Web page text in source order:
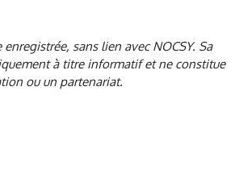
sans lien avec NOCSY. Sa
à titre informatif et ne constitue
ou un partenariat.